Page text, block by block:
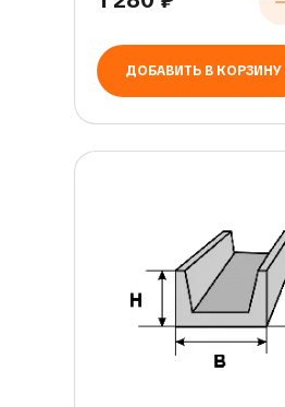
ДОБАВИТЬ В КОРЗИНУ